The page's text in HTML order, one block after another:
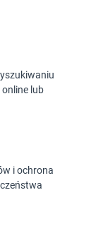
lub
i ochrona